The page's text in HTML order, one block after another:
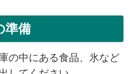
準備
の中にある食品、氷など